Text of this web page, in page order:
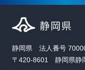
静岡県 法人番号
〒420-8601 静岡県静